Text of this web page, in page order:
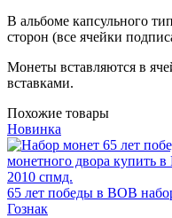
В альбоме капсульного
сторон (все ячейки
Монеты вставляются в
вставками.
Похожие товары
Новинка
65 лет победы в ВОВ
Гознак